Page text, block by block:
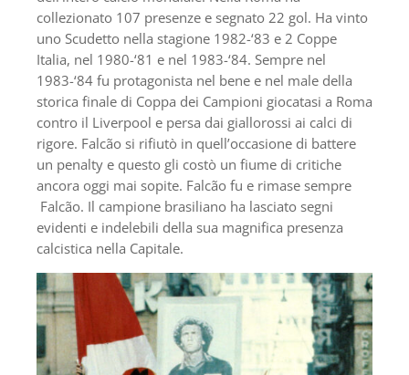
collezionato 107 presenze e segnato 22 gol. Ha vinto
uno Scudetto nella stagione 1982-‘83 e 2 Coppe
Italia, nel 1980-‘81 e nel 1983-‘84. Sempre nel
1983-‘84 fu protagonista nel bene e nel male della
storica finale di Coppa dei Campioni giocatasi a Roma
contro il Liverpool e persa dai giallorossi ai calci di
rigore. Falcão si rifiutò in quell’occasione di battere
un penalty e questo gli costò un fiume di critiche
ancora oggi mai sopite. Falcão fu e rimase sempre
Falcão. Il campione brasiliano ha lasciato segni
evidenti e indelebili della sua magnifica presenza
calcistica nella Capitale.